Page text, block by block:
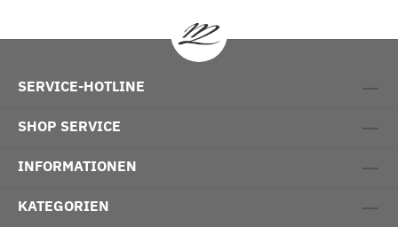
SERVICE-HOTLINE
SHOP SERVICE
INFORMATIONEN
KATEGORIEN